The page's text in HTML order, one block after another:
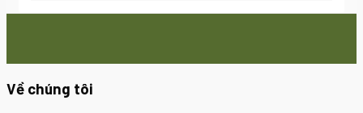
Về chúng tôi